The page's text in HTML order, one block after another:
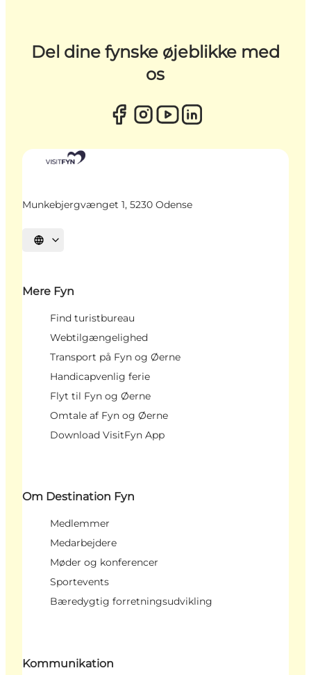
Del dine fynske øjeblikke med
os
Munkebjergvænget 1, 5230 Odense
Vælg sprog
Mere Fyn
Find turistbureau
Webtilgængelighed
Transport på Fyn og Øerne
Handicapvenlig ferie
Flyt til Fyn og Øerne
Omtale af Fyn og Øerne
Download VisitFyn App
Om Destination Fyn
Medlemmer
Medarbejdere
Møder og konferencer
Sportevents
Bæredygtig forretningsudvikling
Kommunikation